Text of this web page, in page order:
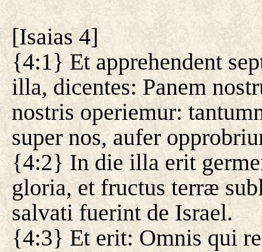
[Isaias 4]
{4:1} Et apprehendent
illa, dicentes: Panem
nostris operiemur:
super nos, aufer
{4:2} In die illa erit
gloria, et fructus terræ
salvati fuerint de Israel.
{4:3} Et erit: Omnis qui